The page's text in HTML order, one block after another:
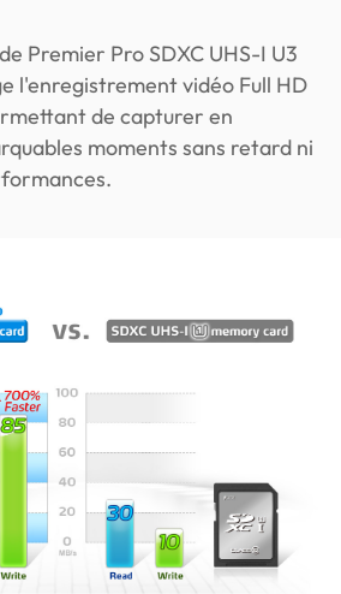
Premier Pro SDXC UHS-I U3
l'enregistrement vidéo Full HD
de capturer en
moments sans retard ni